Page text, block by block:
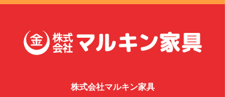
株式会社マルキン家具